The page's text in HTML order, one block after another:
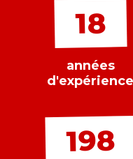
18
années
d'expérience
198